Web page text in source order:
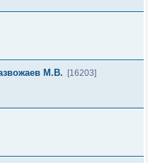
М.В.
[16203]